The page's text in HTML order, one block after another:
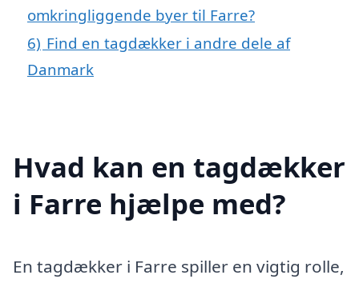
omkringliggende byer til Farre?
6) Find en tagdækker i andre dele af
Danmark
Hvad kan en tagdækker
i Farre hjælpe med?
En tagdækker i Farre spiller en vigtig rolle,